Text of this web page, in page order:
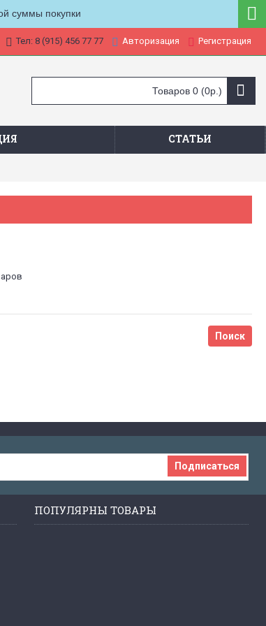
суммы покупки
Тел: 8 (915) 456 77 77 Авторизация Регистрация
Товаров 0 (0р.)
СТАТЬИ
Подписаться
ПОПУЛЯРНЫ ТОВАРЫ